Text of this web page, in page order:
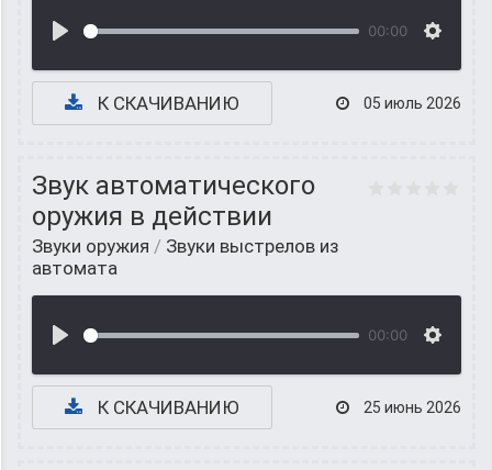
00:00
К СКАЧИВАНИЮ 05 июль 2026
Звук автоматического
оружия в действии
Звуки оружия / Звуки выстрелов из
автомата
00:00
К СКАЧИВАНИЮ 25 июнь 2026